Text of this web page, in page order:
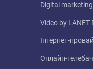
Digital
Video by LANET
Інтернет-
Онлайн-